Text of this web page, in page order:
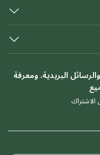
البريدية، ومعرفة
الاشتراك